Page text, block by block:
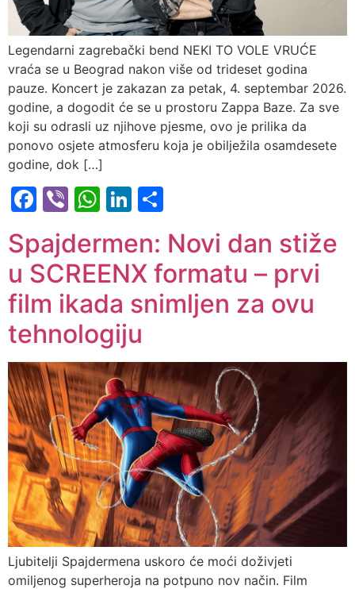
Legendarni zagrebački bend NEKI TO VOLE VRUĆE
vraća se u Beograd nakon više od trideset godina
pauze. Koncert je zakazan za petak, 4. septembar 2026.
godine, a dogodit će se u prostoru Zappa Baze. Za sve
koji su odrasli uz njihove pjesme, ovo je prilika da
ponovo osjete atmosferu koja je obilježila osamdesete
godine, dok […]
Facebook
ViberWhatsApp
LinkedIn
Spajdermen: Novi dan stiže
u SCREENX formatu – prvi
film ikada snimljen za ovu
tehnologiju
Ljubitelji Spajdermena uskoro će moći doživjeti
omiljenog superheroja na potpuno nov način. Film